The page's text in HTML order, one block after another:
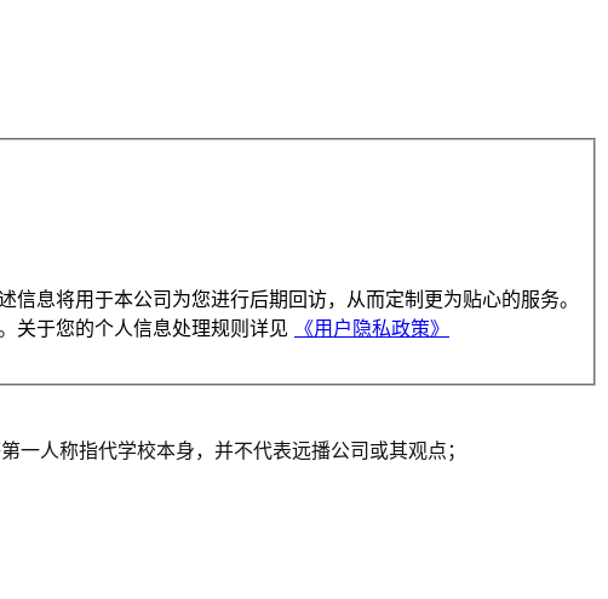
息将用于本公司为您进行后期回访，从而定制更为贴心的服务。
关于您的个人信息处理规则详见
《用户隐私政策》
一人称指代学校本身，并不代表远播公司或其观点；